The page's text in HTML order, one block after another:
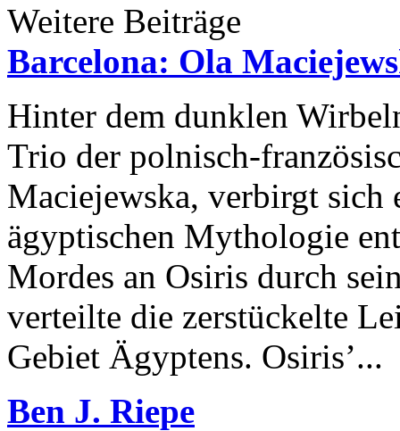
Weitere Beiträge
Barcelona: Ola
Hinter dem dunklen
Trio der polnisch-
Maciejewska, verbirgt sich
ägyptischen Mythologie
Mordes an Osiris durch
verteilte die zerstückelte
Gebiet Ägyptens. Osiris’...
Ben J. Riepe